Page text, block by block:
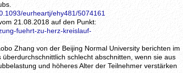
eurheartj/ehy481/5074161
21.08.2018 auf den Punkt:
fuehrt-zu-herz-kreislauf-
Zhang von der Beijing Normal University berichten im
schlecht abschnitten, wenn sie aus
und höheres Alter der Teilnehmer verstärken